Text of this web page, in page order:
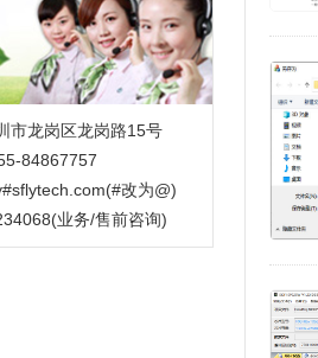
市龙岗区龙岗路15号
84867757
改为@)
业务/售前咨询)